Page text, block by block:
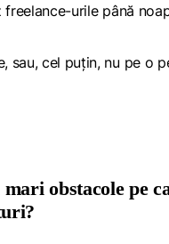
freelance-urile până
sau, cel puțin, nu pe o
obstacole pe